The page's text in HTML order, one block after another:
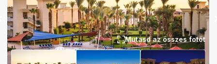
Mutasd az összes fotót